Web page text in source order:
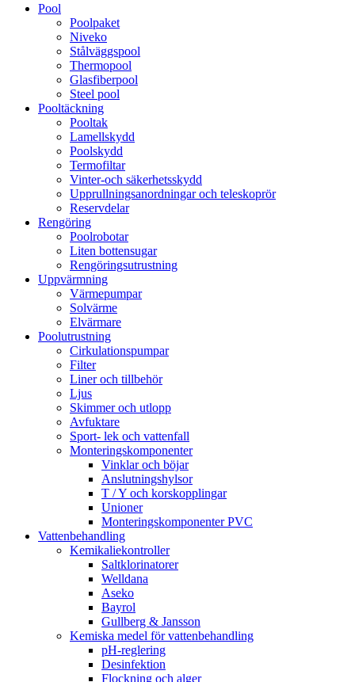
Pool
Poolpaket
Niveko
Stålväggspool
Thermopool
Glasfiberpool
Steel pool
Pooltäckning
Pooltak
Lamellskydd
Poolskydd
Termofiltar
Vinter-och säkerhetsskydd
Upprullningsanordningar och teleskoprör
Reservdelar
Rengöring
Poolrobotar
Liten bottensugar
Rengöringsutrustning
Uppvärmning
Värmepumpar
Solvärme
Elvärmare
Poolutrustning
Cirkulationspumpar
Filter
Liner och tillbehör
Ljus
Skimmer och utlopp
Avfuktare
Sport- lek och vattenfall
Monteringskomponenter
Vinklar och böjar
Anslutningshylsor
T / Y och korskopplingar
Unioner
Monteringskomponenter PVC
Vattenbehandling
Kemikaliekontroller
Saltklorinatorer
Welldana
Aseko
Bayrol
Gullberg & Jansson
Kemiska medel för vattenbehandling
pH-reglering
Desinfektion
Flockning och alger